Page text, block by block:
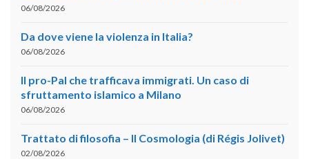
06/08/2026
Da dove viene la violenza in Italia?
06/08/2026
Il pro-Pal che trafficava immigrati. Un caso di
sfruttamento islamico a Milano
06/08/2026
Trattato di filosofia – II Cosmologia (di Régis Jolivet)
02/08/2026